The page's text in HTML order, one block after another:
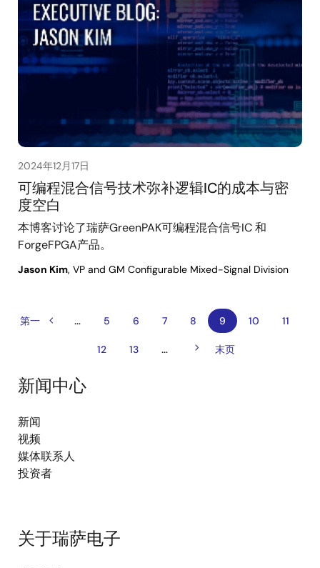
2024年12月17日
可编程混合信号技术弥补逻辑IC的成本与密
度空白
本博客讨论了瑞萨GreenPAK可编程混合信号IC 和
ForgeFPGA产品。
Jason Kim, VP and GM Configurable Mixed-Signal Division
分
首
第一
前
…
页
5
页
6
页
7
页
8
当
前
页
9
页
10
页
11
页
12
页
13 …
下
末
末页
新闻中心
新闻
视频
媒体联系人
投资者
关于瑞萨电子